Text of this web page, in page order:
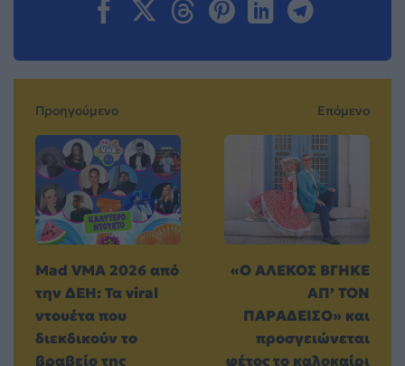
Προηγούμενο
Mad VMA 2026 από
την ΔΕΗ: Τα viral
ντουέτα που
διεκδικούν το
βραβείο της
Επόμενο
«Ο ΑΛΕΚΟΣ ΒΓΗΚΕ
ΑΠ’ ΤΟΝ
ΠΑΡΑΔΕΙΣΟ» και
προσγειώνεται
φέτος το καλοκαίρι